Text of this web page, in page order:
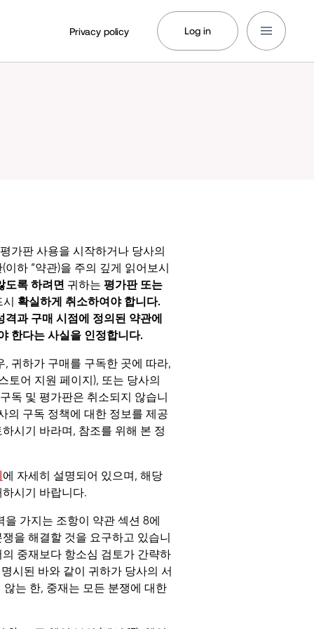
Privacy policy Log in
평가판 사용을 시작하거나 당사의
하 “약관)을 주의 깊게 읽어보시
도록 하려면 귀하는 평가판 또는
확실하게 취소하여야 합니다.
과 구매 시점에 정의된 약관에
한다는 사실을 인정합니다.
귀하가 구매를 구독한 곳에 따라,
토어 지원 페이지), 또는 당사의
독 및 평가판은 취소되지 않습니
의 구독 정책에 대한 정보를 제공
시기 바라며, 참조를 위해 본 정
에 자세히 설명되어 있으며, 해당
시기 바랍니다.
을 가지는 조항이 약관 섹션 8에
을 해결할 것을 요구하고 있습니
중재보다 항소심 검토가 간략하
시된 바와 같이 귀하가 당사의 서
는 한, 중재는 모든 분쟁에 대한